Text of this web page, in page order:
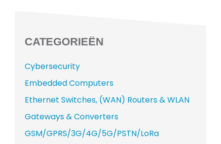
CATEGORIEËN
Cybersecurity
Embedded Computers
Ethernet Switches, (WAN) Routers & WLAN
Gateways & Converters
GSM/GPRS/3G/4G/5G/PSTN/LoRa